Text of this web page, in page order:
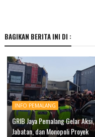
BAGIKAN BERITA INI DI :
INFO PEMALANG
GRIB Jaya Pemalang Gelar
Jabatan, dan Monopoli Proyek